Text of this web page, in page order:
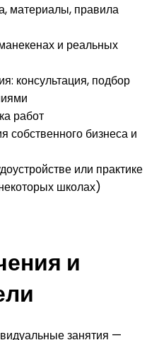
материалы, правила
и реальных
консультация, подбор
работ
бизнеса и
или практике
школах)
и
занятия —